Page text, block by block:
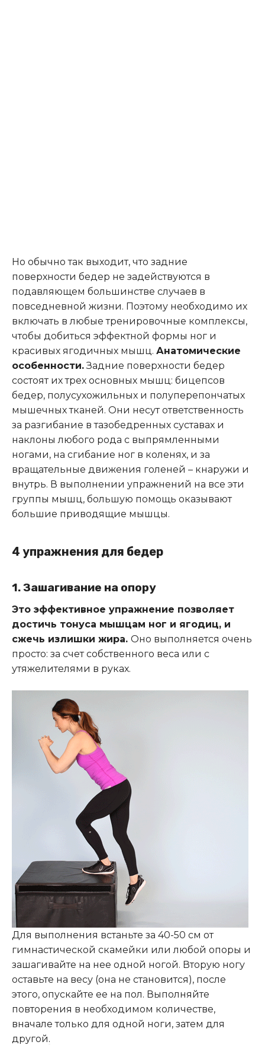
Но обычно так выходит, что задние
поверхности бедер не задействуются в
подавляющем большинстве случаев в
повседневной жизни. Поэтому необходимо их
включать в любые тренировочные комплексы,
чтобы добиться эффектной формы ног и
красивых ягодичных мышц. Анатомические
особенности.Задние поверхности бедер
состоят их трех основных мышц: бицепсов
бедер, полусухожильных и полуперепончатых
мышечных тканей. Они несут ответственность
за разгибание в тазобедренных суставах и
наклоны любого рода с выпрямленными
ногами, на сгибание ног в коленях, и за
вращательные движения голеней – кнаружи и
внутрь. В выполнении упражнений на все эти
группы мышц, большую помощь оказывают
большие приводящие мышцы.
4 упражнения для бедер
1. Зашагивание на опору
Это эффективное упражнение позволяет
достичь тонуса мышцам ног и ягодиц, и
сжечь излишки жира. Оно выполняется очень
просто: за счет собственного веса или с
утяжелителями в руках.
Для выполнения встаньте за 40-50 см от
гимнастической скамейки или любой опоры и
зашагивайте на нее одной ногой. Вторую ногу
оставьте на весу (она не становится), после
этого, опускайте ее на пол. Выполняйте
повторения в необходимом количестве,
вначале только для одной ноги, затем для
другой.